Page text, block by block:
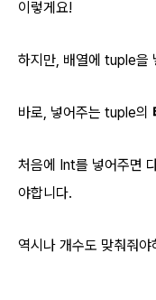
이렇게요!
하지만, 배열에 tuple을
바로, 넣어주는 tuple의
처음에 Int를 넣어주면
야합니다.
역시나 개수도 맞춰줘